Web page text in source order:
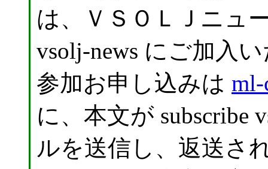
は、ＶＳＯＬＪニュ
vsolj-news にご加入
参加お申し込みは ml-
に、本文が subscribe
ルを送信し、返送さ